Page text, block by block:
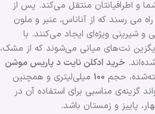
و اطرافیانتان منتقل می‌کند. پس از
می رسند که از آناناس، عنبر و ملون
شیرینی ویژه‌ای ایجاد می‌کنند. با
نت‌های میانی می‌شوند که از مشک،
خرید ادکلن نایت د پاریس موشن
حجم 100 میلی‌لیتری و همچنین
گزینه‌ی مناسبی برای استفاده آن در
پاییز و زمستان باشد.